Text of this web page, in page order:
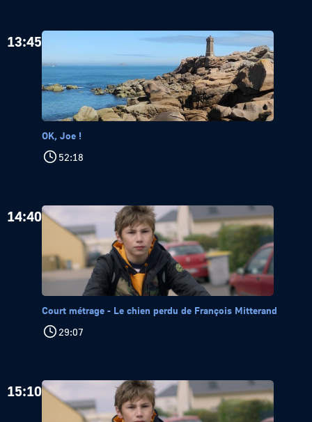
13:45
OK, Joe !
52:18
14:40
Court métrage - Le chien perdu de François Mitterand
29:07
15:10